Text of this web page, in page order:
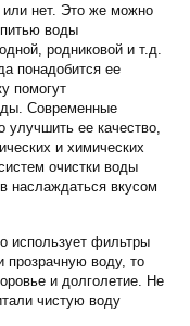
нет. Это же можно
воды
родниковой и т.д.
понадобится ее
помогут
Современные
ее качество,
и химических
очистки воды
наслаждаться вкусом
использует фильтры
прозрачную воду, то
и долголетие. Не
чистую воду